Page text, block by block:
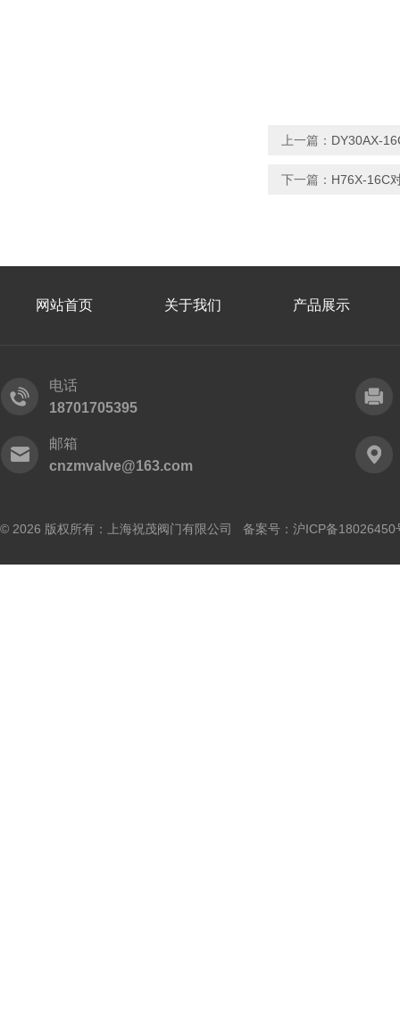
上一篇： DY30AX-
下一篇： H76X-16C
网站首页 关于我们 产品展示
电话
18701705395
邮箱
cnzmvalve@163.com
© 2026 版权所有：上海祝茂阀门有限公司 备案号： 沪ICP备18026450